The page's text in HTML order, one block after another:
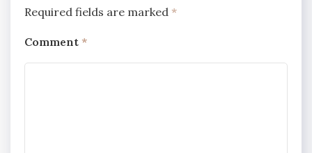
Required fields are marked *
Comment *